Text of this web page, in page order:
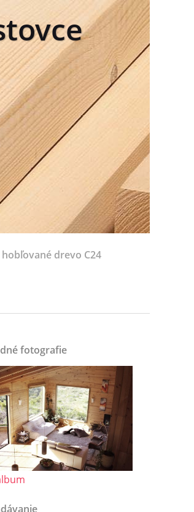
hobľované drevo C24
fotografie